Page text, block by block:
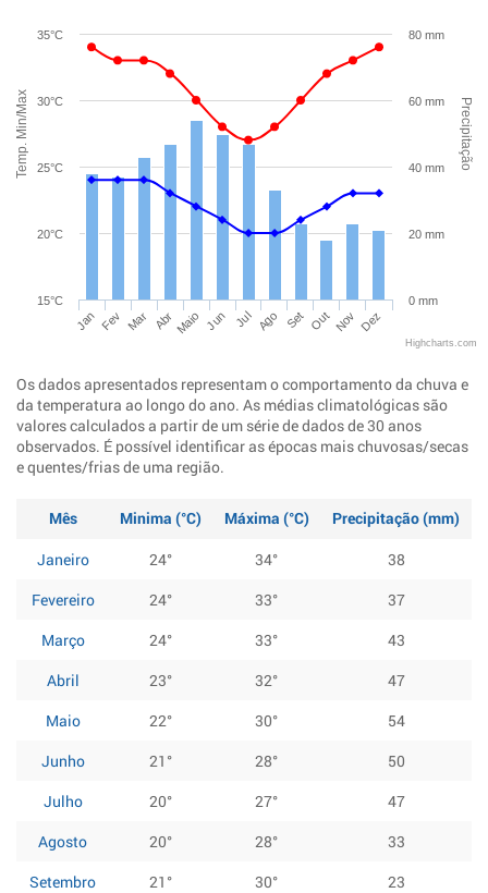
Temp. Min/Max Precipitação
Jan Fev Mar Abr Maio Jun Jul Ago Set Out Nov Dez
15°C
20°C
25°C
30°C
35°C
0 mm
20 mm
40 mm
60 mm
80 mm
Highcharts.com
Os dados apresentados representam o comportamento da chuva e
da temperatura ao longo do ano. As médias climatológicas são
valores calculados a partir de um série de dados de 30 anos
observados. É possível identificar as épocas mais chuvosas/secas
e quentes/frias de uma região.
Mês Minima (°C) Máxima (°C)
Precipitação (mm)
Janeiro
24° 34°
38
Fevereiro
24° 33°
37
Março
24° 33°
43
Abril
23° 32°
47
Maio
22° 30°
54
Junho
21° 28°
50
Julho
20° 27°
47
Agosto
20° 28°
33
Setembro
21° 30°
23